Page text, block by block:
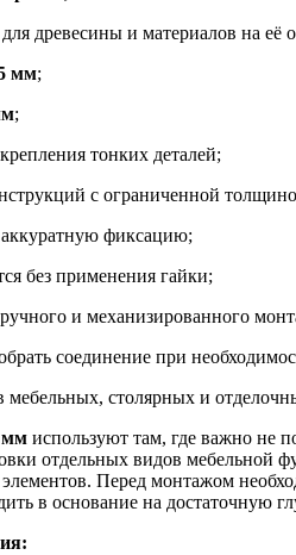
древесины и материалов на её
мм;
;
тонких деталей;
с ограниченной
аккуратную фиксацию;
без применения гайки;
и механизированного
соединение при
мебельных, столярных и
мм используют там, где важно не
отдельных видов мебельной
Перед монтажом
в основание на достаточную